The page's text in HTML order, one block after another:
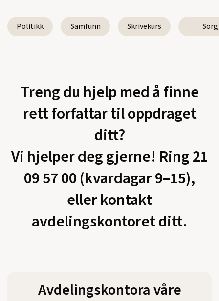
Politikk Samfunn Skrivekurs Sorg
Treng du hjelp med å finne
rett forfattar til oppdraget
ditt?
Vi hjelper deg gjerne! Ring 21
09 57 00 (kvardagar 9–15),
eller kontakt
avdelingskontoret ditt.
Avdelingskontora våre